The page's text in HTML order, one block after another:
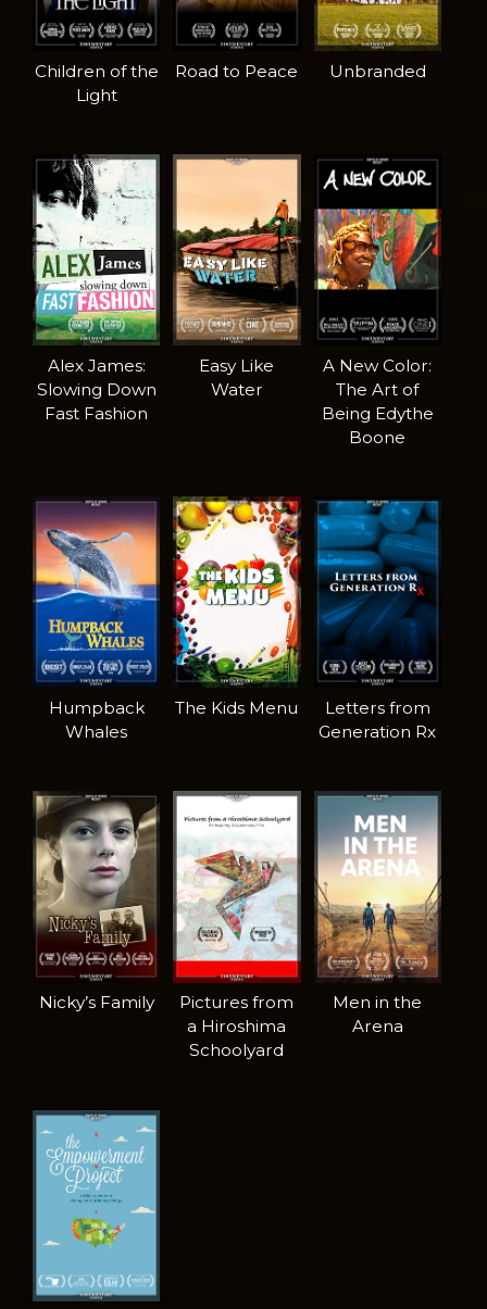
Children of the
Light
Road to Peace Unbranded
Alex James:
Slowing Down
Fast Fashion
Easy Like
Water
A New Color:
The Art of
Being Edythe
Boone
Humpback
Whales
The Kids Menu
Letters from
Generation Rx
Nicky’s Family
Pictures from
a Hiroshima
Schoolyard
Men in the
Arena